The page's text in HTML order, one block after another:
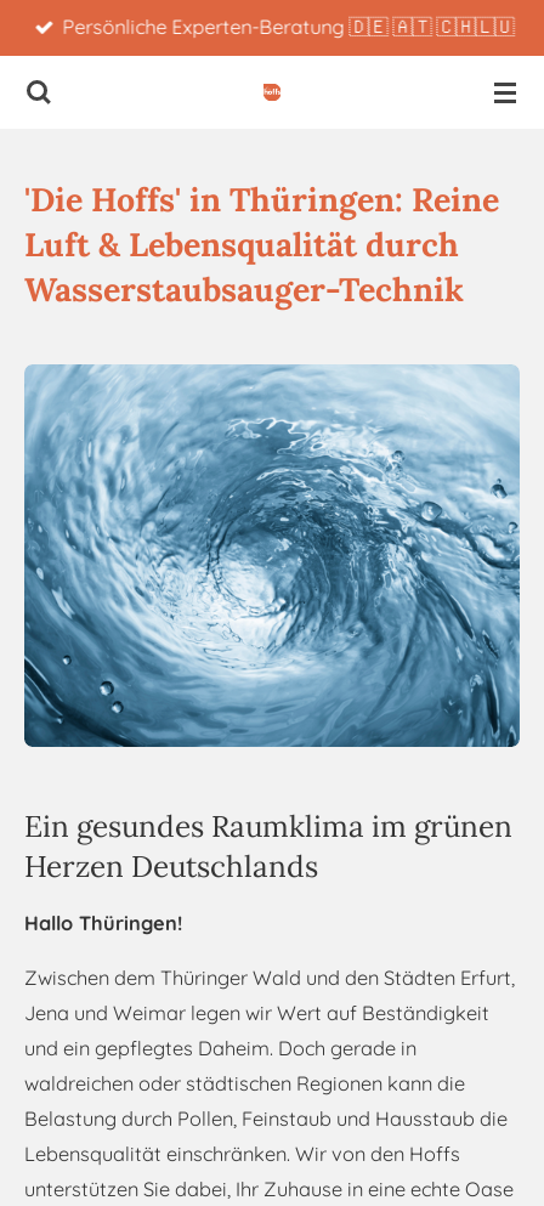
Zum
Hauptinhalt
springen
Persönliche Experten-Beratung 🇩🇪 🇦🇹 🇨🇭🇱🇺
'Die Hoffs' in Thüringen: Reine
Luft & Lebensqualität durch
Wasserstaubsauger-Technik
Ein gesundes Raumklima im grünen
Herzen Deutschlands
Hallo Thüringen!
Zwischen dem Thüringer Wald und den Städten Erfurt,
Jena und Weimar legen wir Wert auf Beständigkeit
und ein gepflegtes Daheim. Doch gerade in
waldreichen oder städtischen Regionen kann die
Belastung durch Pollen, Feinstaub und Hausstaub die
Lebensqualität einschränken. Wir von den Hoffs
unterstützen Sie dabei, Ihr Zuhause in eine echte Oase